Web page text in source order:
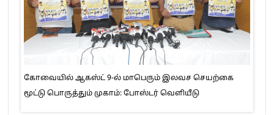
கோவையில் ஆகஸ்ட் 9-ல் மாபெரும் இலவச செயற்கை
மூட்டு பொருத்தும் முகாம்: போஸ்டர் வெளியீடு